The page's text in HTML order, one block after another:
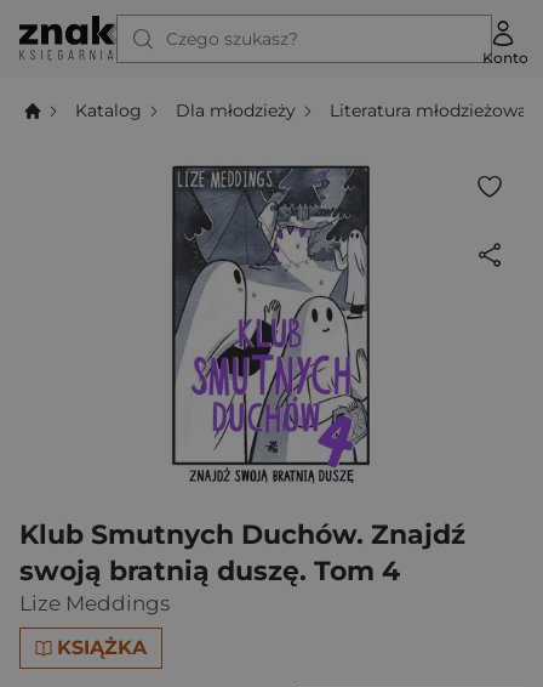
Czego szukasz?
Konto
Katalog Dla młodzieży Literatura młodzieżowa
Klub Smutnych Duchów. Znajdź
swoją bratnią duszę. Tom 4
Lize Meddings
KSIĄŻKA